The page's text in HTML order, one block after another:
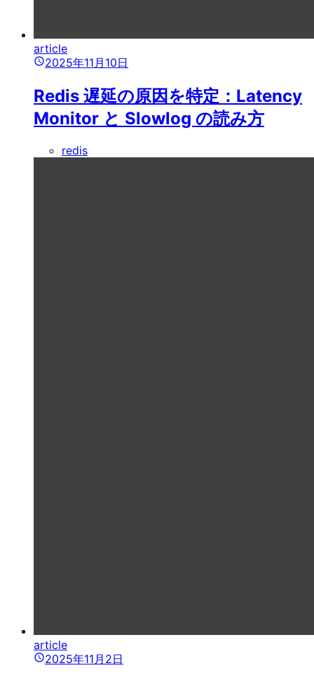
article
2025年11月10日
Redis 遅延の原因を特定：Latency
Monitor と Slowlog の読み方
redis
article
2025年11月2日